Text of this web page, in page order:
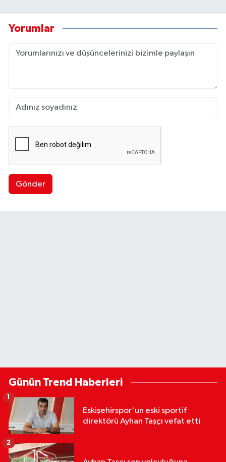
Yorumlar
Gönder
Günün Trend Haberleri
Eskişehirspor'un eski sportif
direktörü Ayhan Taşçı vefat etti
2